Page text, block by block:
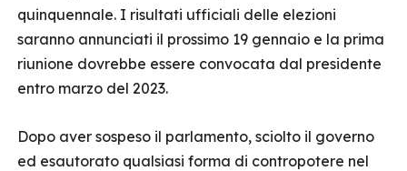
quinquennale. I risultati ufficiali delle elezioni
saranno annunciati il prossimo 19 gennaio e la prima
riunione dovrebbe essere convocata dal presidente
entro marzo del 2023.
Dopo aver sospeso il parlamento, sciolto il governo
ed esautorato qualsiasi forma di contropotere nel